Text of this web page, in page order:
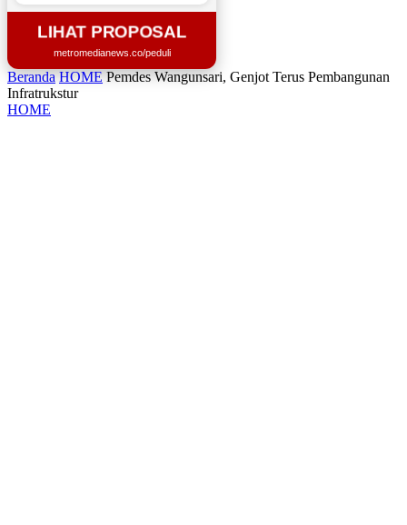
LIHAT PROPOSAL
metromedianews.co/peduli
Beranda HOME Pemdes Wangunsari, Genjot Terus Pembangunan
Infratrukstur
HOME